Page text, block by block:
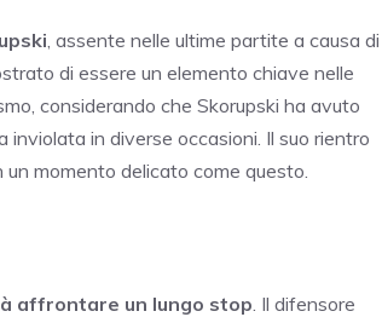
, assente nelle ultime partite a causa di
di essere un elemento chiave nelle
considerando che Skorupski ha avuto
in diverse occasioni. Il suo rientro
momento delicato come questo.
affrontare un lungo stop . Il difensore